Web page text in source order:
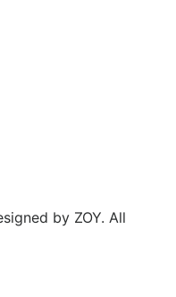
by ZOY. All